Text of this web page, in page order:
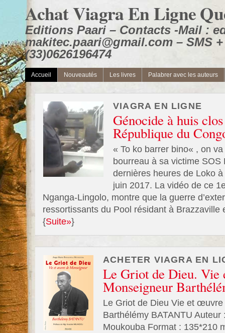
Achat Viagra En Ligne
Editions Paari – Contacts -Mail :
makitec.paari@gmail.com – SMS
(33)0626196474
Accueil Nouveautés Les livres Palabrer avec les auteurs
VIAGRA EN LIGNE
Génocide à huis
République du
« To ko barrer bino« , on
bourreau à sa victime
dernières heures de Loko
juin 2017. La vidéo de ce
Nganga-Lingolo, montre que la guerre
ressortissants du Pool résidant à Brazzaville
{Suite»}
ACHETER VIAGRA EN
Le Griot de Dieu. Vie
Monseigneur
Le Griot de Dieu Vie et
Barthélémy BATANTU
Moukouba Format : 135*210